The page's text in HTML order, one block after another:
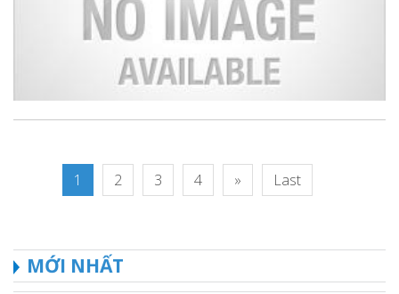
1 2 3 4 » Last
MỚI NHẤT